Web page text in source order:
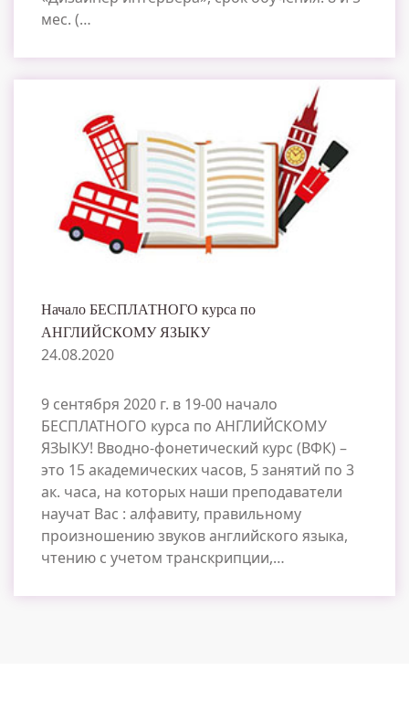
мес. (…
Начало БЕСПЛАТНОГО курса по
АНГЛИЙСКОМУ ЯЗЫКУ
24.08.2020
9 сентября 2020 г. в 19-00 начало
БЕСПЛАТНОГО курса по АНГЛИЙСКОМУ
ЯЗЫКУ! Вводно-фонетический курс (ВФК) –
это 15 академических часов, 5 занятий по 3
ак. часа, на которых наши преподаватели
научат Вас : алфавиту, правильному
произношению звуков английского языка,
чтению с учетом транскрипции,…